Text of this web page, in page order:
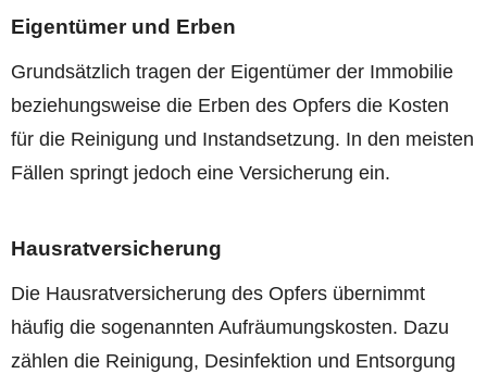
Eigentümer und Erben
Grundsätzlich tragen der Eigentümer der Immobilie
beziehungsweise die Erben des Opfers die Kosten
für die Reinigung und Instandsetzung. In den meisten
Fällen springt jedoch eine Versicherung ein.
Hausratversicherung
Die Hausratversicherung des Opfers übernimmt
häufig die sogenannten Aufräumungskosten. Dazu
zählen die Reinigung, Desinfektion und Entsorgung